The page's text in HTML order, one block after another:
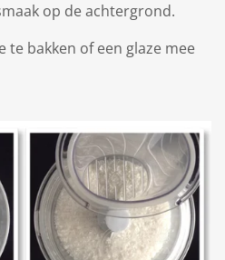
op de achtergrond.
te bakken of een glaze mee